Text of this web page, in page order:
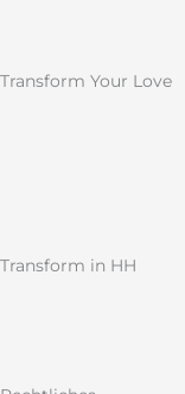
Transform Your Love
Transform in HH